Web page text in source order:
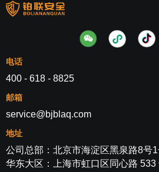
电话
400 - 618 - 8825
邮箱
service@bjblaq.com
地址
公司总部：北京市海淀区黑泉路8号
华东大区：上海市虹口区同心路 533